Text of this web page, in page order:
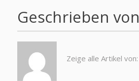
Geschrieben von
Zeige alle Artikel von: